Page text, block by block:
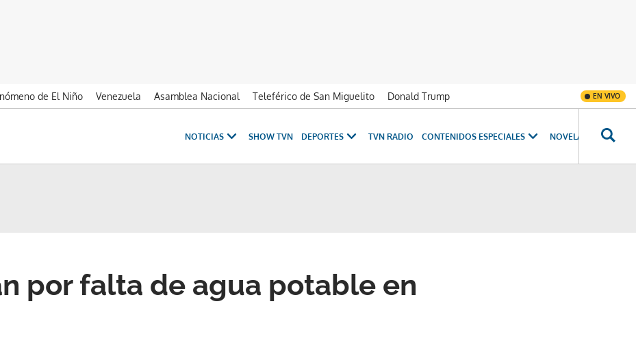
de El Niño Venezuela Asamblea Nacional Teleférico de San Miguelito Donald Trump EN VIVO
NOTICIAS SHOW TVN DEPORTES TVN RADIO CONTENIDOS ESPECIALES NOVELAS
por falta de agua potable en